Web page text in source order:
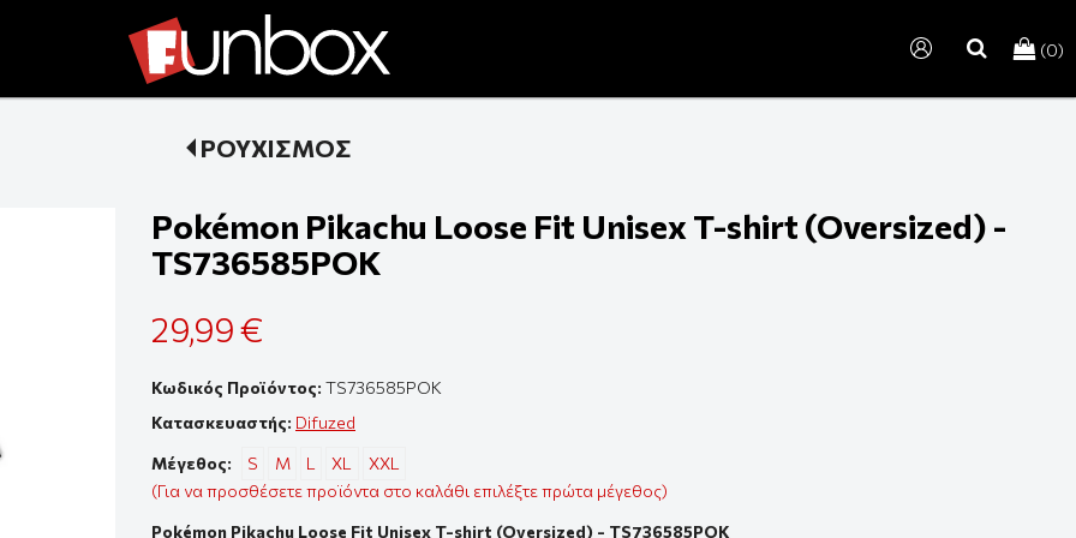
(0)
search
ΡΟΥΧΙΣΜΟΣ
Pokémon Pikachu Loose Fit Unisex T-shirt (Oversized) -
TS736585POK
29,99 €
Κωδικός Προϊόντος: TS736585POK
Κατασκευαστής: Difuzed
(Για να προσθέσετε προϊόντα στο καλάθι επιλέξτε πρώτα μέγεθος)
Μέγεθος: S M L XL XXL
Pokémon Pikachu Loose Fit Unisex T-shirt (Oversized) - TS736585POK